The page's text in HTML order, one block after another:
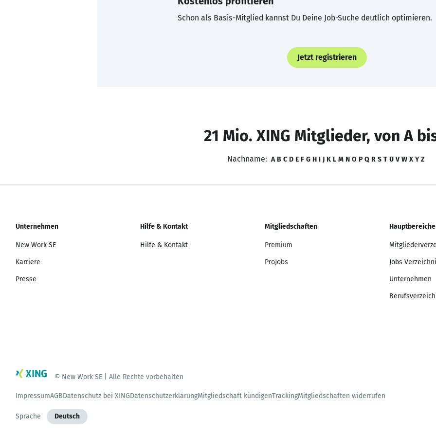
Schon als Basis-Mitglied kannst Du Deine Job-Suche deutlich optimieren.
Jetzt registrieren
21 Mio. XING Mitglieder, von A
Nachname: A B C D E F G H I J K L M N O P Q R S T U V W X Y Z
Unternehmen
New Work SE
Karriere
Presse
Hilfe & Kontakt
Hilfe & Kontakt
Mitgliedschaften
Premium
ProJobs
Hauptbereiche
Jobs
Unternehmen
© New Work SE | Alle Rechte vorbehalten
ImpressumAGBDatenschutz bei XINGDatenschutzerklärungMitgliedschaft kündigenTrackingMitgliedschaften widerrufen
Sprache Deutsch